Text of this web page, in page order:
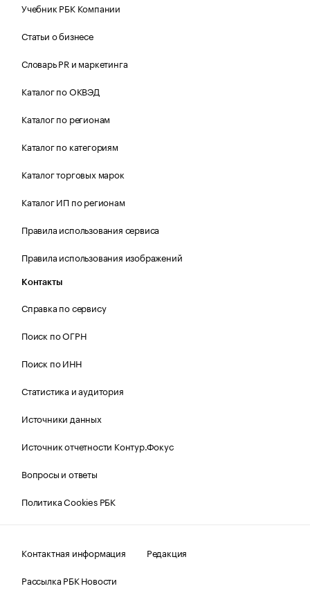
Учебник РБК Компании
Статьи о бизнесе
Словарь PR и маркетинга
Каталог по ОКВЭД
Каталог по регионам
Каталог по категориям
Каталог торговых марок
Каталог ИП по регионам
Правила использования сервиса
Правила использования изображений
Контакты
Справка по сервису
Поиск по ОГРН
Поиск по ИНН
Статистика и аудитория
Источники данных
Источник отчетности Контур.Фокус
Вопросы и ответы
Политика Cookies РБК
Контактная информация
Редакция
Рассылка РБК Новости